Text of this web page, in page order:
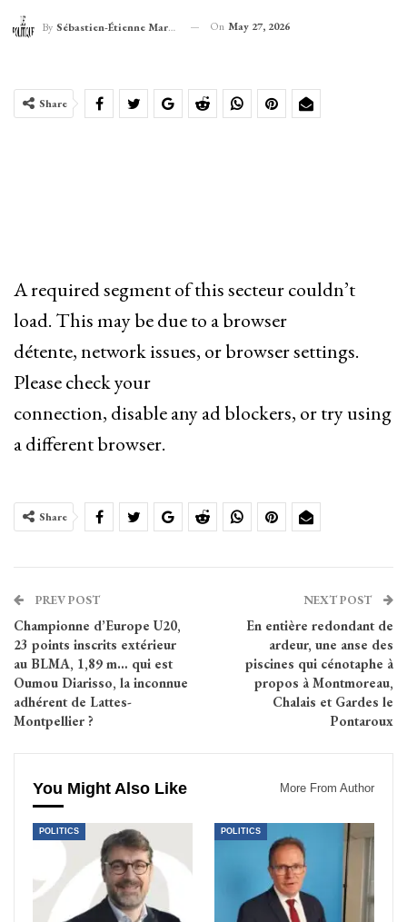
By Sébastien-Étienne Marechal On May 27, 2026
Share
A required segment of this secteur couldn’t
load. This may be due to a browser
détente, network issues, or browser settings.
Please check your
connection, disable any ad blockers, or try using
a different browser.
Share
PREV POST
Championne d’Europe U20,
23 points inscrits extérieur
au BLMA, 1,89 m… qui est
Oumou Diarisso, la inconnue
adhérent de Lattes-
Montpellier ?
NEXT POST
En entière redondant de
ardeur, une anse des
piscines qui cénotaphe à
propos à Montmoreau,
Chalais et Gardes le
Pontaroux
You Might Also Like More From Author
POLITICS POLITICS